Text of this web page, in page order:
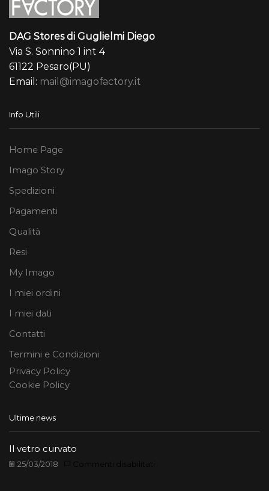
DAG Stores di Guglielmi Diego
Via S. Sonnino 1 int 4
61122 Pesaro(PU)
Email: mail@imagofactory.it
Info Utili
Home Page
Imago Story
Spedizioni
Pagamenti
Qualità
Resi
My Imago
I miei ordini
I miei dati
Contatti
Termini e Condizioni
Privacy Policy
Cookie Policy
Ultime news
Il vetro curvato
25/03/2018